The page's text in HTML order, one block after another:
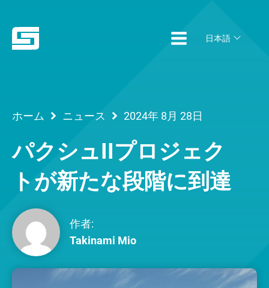
日本語
ホーム ニュース 2024年 8月 28日
パクシュIIプロジェク
トが新たな段階に到達
作者:
Takinami Mio